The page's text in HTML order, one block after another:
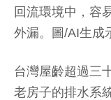
回流環境中，容
外漏。圖/AI生成
台灣屋齡超過三
老房子的排水系